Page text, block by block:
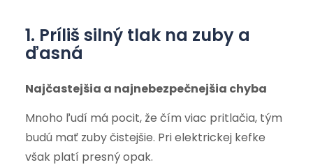
1. Príliš silný tlak na zuby a
ďasná
Najčastejšia a najnebezpečnejšia chyba
Mnoho ľudí má pocit, že čím viac pritlačia, tým
budú mať zuby čistejšie. Pri elektrickej kefke
však platí presný opak.